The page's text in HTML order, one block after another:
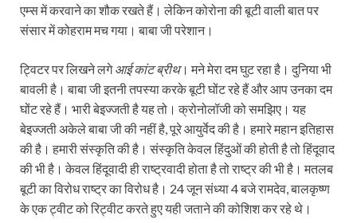
एम्स में करवाने का शौक रखते हैं। लेकिन कोरोना की बूटी वाली बात पर
संसार में कोहराम मच गया। बाबा जी परेशान।
ट्विटर पर लिखने लगेआई कांट ब्रीथ। मने मेरा दम घुट रहा है। दुनिया भी
बावली है। बाबा जी इतनी तपस्या करके बूटी घोंट रहे हैं और आप उनका दम
घोंट रहे हैं। भारी बेइज्जती है यह तो। क्रोनोलॉजी को समझिए। यह
बेइज्जती अकेले बाबा जी की नहीं है, पूरे आयुर्वेद की है। हमारे महान इतिहास
की है। हमारी संस्कृति की है। संस्कृति केवल हिंदुओं की होती है तो हिंदूवाद
की भी है। केवल हिंदूवादी ही राष्ट्रवादी होता है तो राष्ट्र की भी है। मतलब
बूटी का विरोध राष्ट्र का विरोध है। 24 जून संध्या 4 बजे रामदेव, बालकृष्ण
के एक ट्वीट को रिट्वीट करते हुए यही जताने की कोशिश कर रहे थे।